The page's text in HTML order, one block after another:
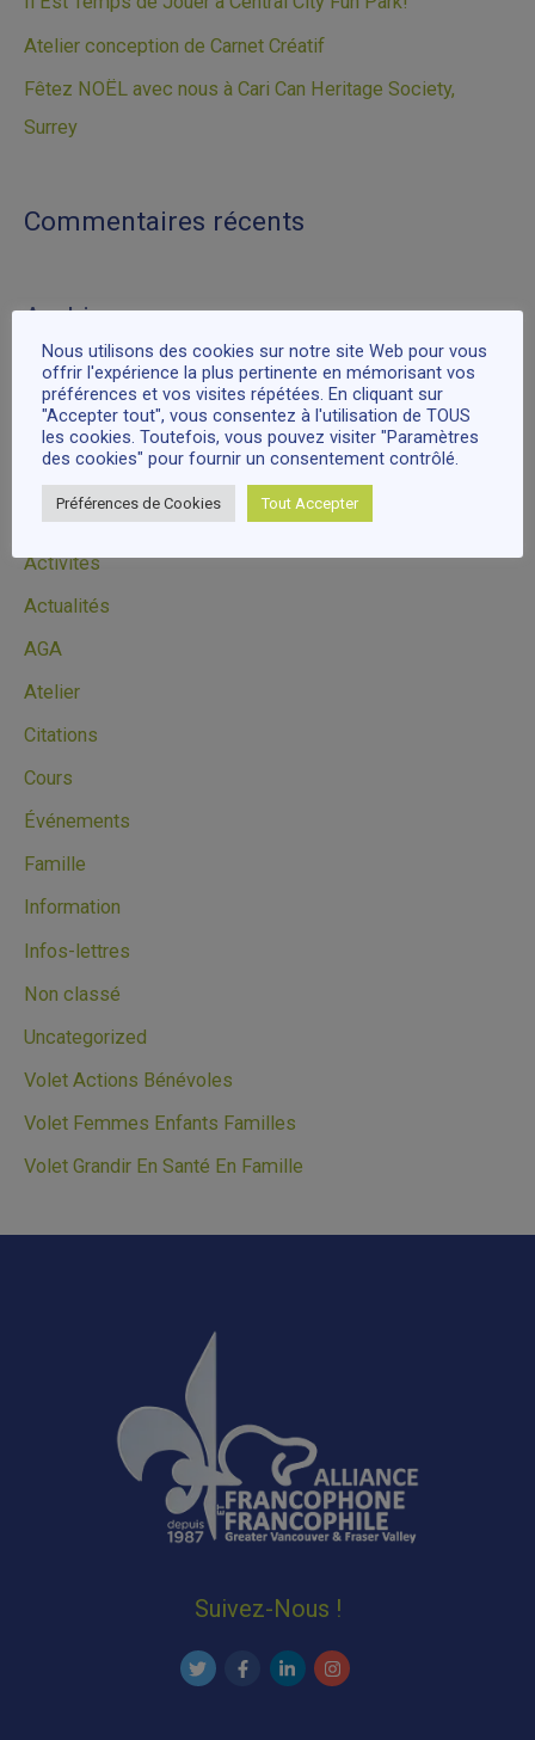
e
r
Atelier conception de Carnet Créatif
Fêtez NOËL avec nous à Cari Can Heritage Society,
Surrey
Commentaires récents
Archives
s
Catégories
Activités
Actualités
AGA
Atelier
Citations
Cours
Événements
Famille
Information
Infos-lettres
Non classé
Uncategorized
Volet Actions Bénévoles
Volet Femmes Enfants Familles
Volet Grandir En Santé En Famille
Suivez-Nous !
Nous utilisons des cookies sur notre site Web pour vous
offrir l'expérience la plus pertinente en mémorisant vos
préférences et vos visites répétées. En cliquant sur
"Accepter tout", vous consentez à l'utilisation de TOUS
les cookies. Toutefois, vous pouvez visiter "Paramètres
des cookies" pour fournir un consentement contrôlé.
Préférences de Cookies Tout Accepter